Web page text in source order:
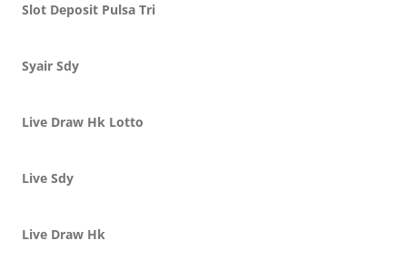
Slot Deposit Pulsa Tri
Syair Sdy
Live Draw Hk Lotto
Live Sdy
Live Draw Hk